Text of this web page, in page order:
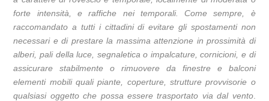
forte intensità, e raffiche nei temporali. Come sempre, è
raccomandato a tutti i cittadini di evitare gli spostamenti non
necessari e di prestare la massima attenzione in prossimità di
alberi, pali della luce, segnaletica o impalcature, cornicioni, e di
assicurare stabilmente o rimuovere da finestre e balconi
elementi mobili quali piante, coperture, strutture provvisorie o
qualsiasi oggetto che possa essere trasportato via dal vento.